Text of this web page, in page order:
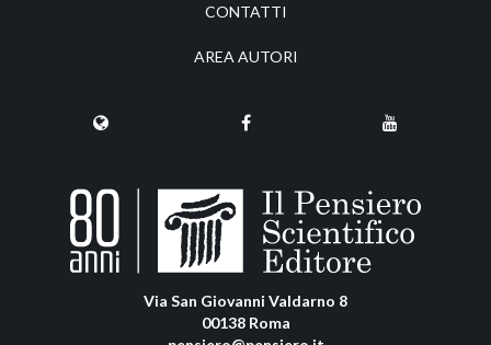
CONTATTI
AREA AUTORI
Via San Giovanni Valdarno 8
00138 Roma